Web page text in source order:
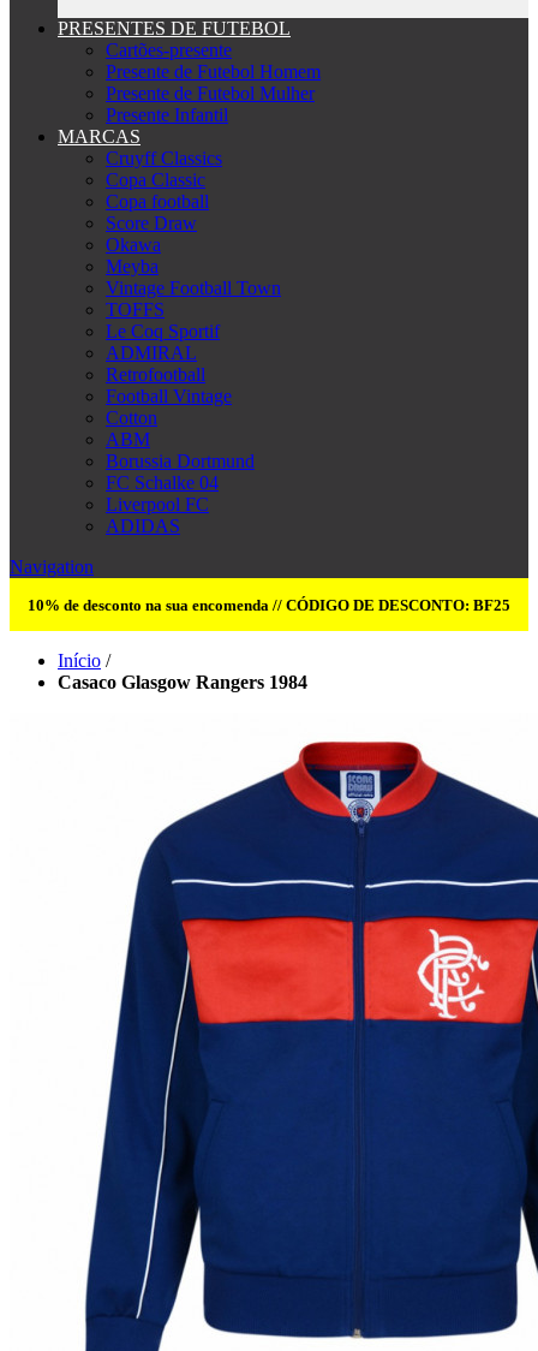
PRESENTES DE FUTEBOL
Cartões-presente
Presente de Futebol Homem
Presente de Futebol Mulher
Presente Infantil
MARCAS
Cruyff Classics
Copa Classic
Copa football
Score Draw
Okawa
Meyba
Vintage Football Town
TOFFS
Le Coq Sportif
ADMIRAL
Retrofootball
Football Vintage
Cotton
ABM
Borussia Dortmund
FC Schalke 04
Liverpool FC
ADIDAS
Navigation
10% de desconto na sua encomenda // CÓDIGO DE DESCONTO: BF25
Início /
Casaco Glasgow Rangers 1984